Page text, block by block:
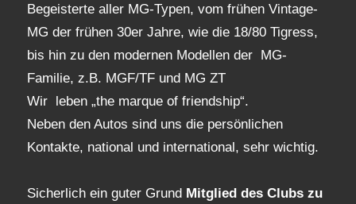
Begeisterte aller MG-Typen, vom frühen Vintage-
MG der frühen 30er Jahre, wie die 18/80 Tigress,
bis hin zu den modernen Modellen der MG-
Familie, z.B. MGF/TF und MG ZT
Wir leben „the marque of friendship“.
Neben den Autos sind uns die persönlichen
Kontakte, national und international, sehr wichtig.
Sicherlich ein guter Grund Mitglied des Clubs zu